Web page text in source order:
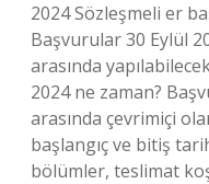
2024 Sözleşmeli er
Başvurular 30 Eylül
arasında
2024 ne zaman?
arasında çevrimiçi
başlangıç ​​ve bitiş
bölümler, teslimat